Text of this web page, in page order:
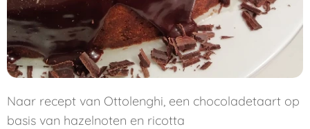
Naar recept van Ottolenghi, een chocoladetaart op
basis van hazelnoten en ricotta